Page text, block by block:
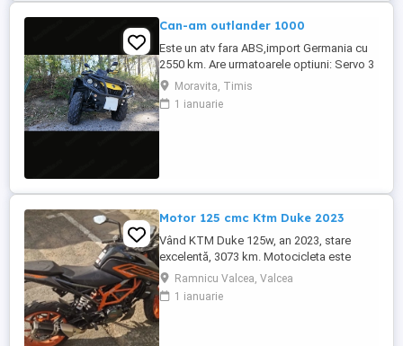
Can-am outlander 1000
Este un atv fara ABS,import Germania cu
2550 km. Are urmatoarele optiuni: Servo 3
nivele Suspensie FOX cu rebound Bullbar
fata Bullbar spate Handguardurile Can am
Jante beadlock
Moravita, Timis
1 ianuarie
Motor 125 cmc Ktm Duke 2023
Vând KTM Duke 125w, an 2023, stare
excelentă, 3073 km. Motocicleta este
ideală pentru începători sau pentru oraș.
Fără daune, lovituri!
Ramnicu Valcea, Valcea
1 ianuarie